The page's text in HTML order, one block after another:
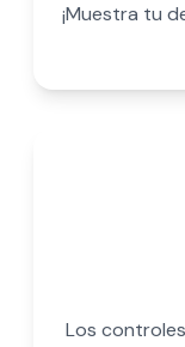
¡Muestra tu
Los